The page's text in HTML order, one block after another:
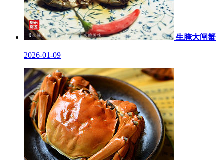
生腌大闸蟹
2026-01-09